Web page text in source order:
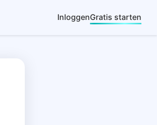
InloggenGratis starten